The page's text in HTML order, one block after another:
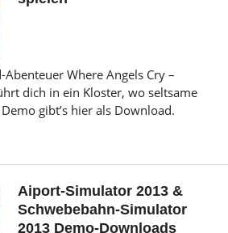
Where Angels Cry –
dich in ein Kloster, wo seltsame
gibt’s hier als Download.
Aiport-Simulator 2013 &
Schwebebahn-Simulator
2013 Demo-Downloads